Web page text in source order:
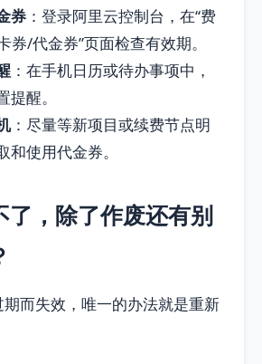
券 ：登录阿里云控制台，在“费
券/代金券”页面检查有效期。
：在手机日历或待办事项中，
醒。
：尽量等新项目或续费节点明
和使用代金券。
了，除了作废还有别
而失效，唯一的办法就是重新